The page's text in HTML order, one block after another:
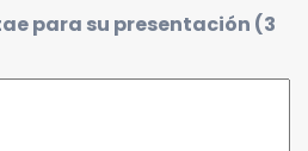
para su presentación (3